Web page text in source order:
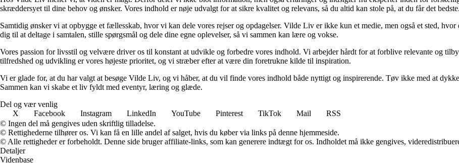
skræddersyet til dine behov og ønsker. Vores indhold er nøje udvalgt for at sikre kvalitet og relevans, så du altid kan stole på, at du får det bedste.
Samtidig ønsker vi at opbygge et fællesskab, hvor vi kan dele vores rejser og opdagelser. Vilde Liv er ikke kun et medie, men også et sted,
dig til at deltage i samtalen, stille spørgsmål og dele dine egne oplevelser, så vi sammen kan lære og vokse.
Vores passion for livsstil og velvære driver os til konstant at udvikle og forbedre vores indhold. Vi arbejder hårdt for at forblive relevante og
tilfredshed og udvikling er vores højeste prioritet, og vi stræber efter at være din foretrukne kilde til inspiration.
Vi er glade for, at du har valgt at besøge Vilde Liv, og vi håber, at du vil finde vores indhold både nyttigt og inspirerende. Tøv ikke med at
Sammen kan vi skabe et liv fyldt med eventyr, læring og glæde.
Del og vær venlig
X
Facebook Instagram LinkedIn YouTube Pinterest TikTok Mail
RSS
© Ingen del må gengives uden skriftlig tilladelse.
© Rettighederne tilhører os. Vi kan få en lille andel af salget, hvis du køber via links på denne hjemmeside.
© Alle rettigheder er forbeholdt. Denne side bruger affiliate-links, som kan generere indtægt for os. Indholdet må ikke gengives,
Detaljer
Videnbase